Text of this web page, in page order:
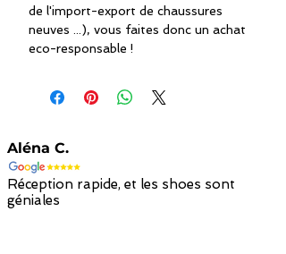
de l'import-export de chaussures
neuves ...), vous faites donc un achat
eco-responsable !
Aléna C.
Réception rapide, et les shoes sont
géniales